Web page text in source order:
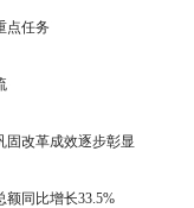
点任务
固改革成效逐步彰显
额同比增长33.5%